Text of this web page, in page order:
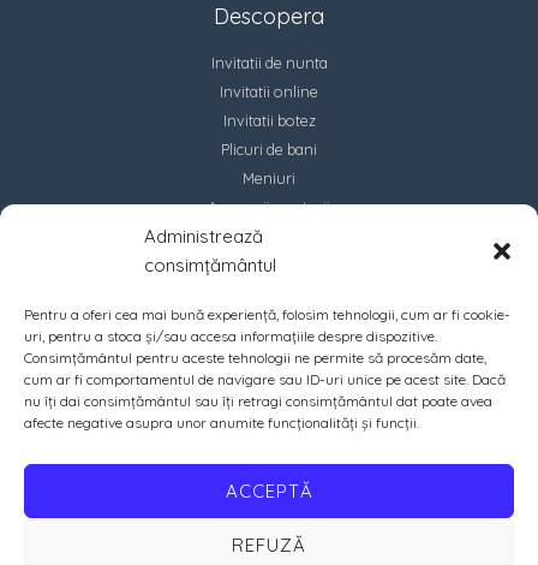
Administrează
consimțământul
Pentru a oferi cea mai bună experiență, folosim tehnologii, cum ar fi cookie-
uri, pentru a stoca și/sau accesa informațiile despre dispozitive.
Consimțământul pentru aceste tehnologii ne permite să procesăm date,
cum ar fi comportamentul de navigare sau ID-uri unice pe acest site. Dacă
nu îți dai consimțământul sau îți retragi consimțământul dat poate avea
afecte negative asupra unor anumite funcționalități și funcții.
ACCEPTĂ
REFUZĂ
Descopera
Invitatii de nunta
Invitatii online
Invitatii botez
Plicuri de bani
Meniuri
Accesorii marturii
Contact